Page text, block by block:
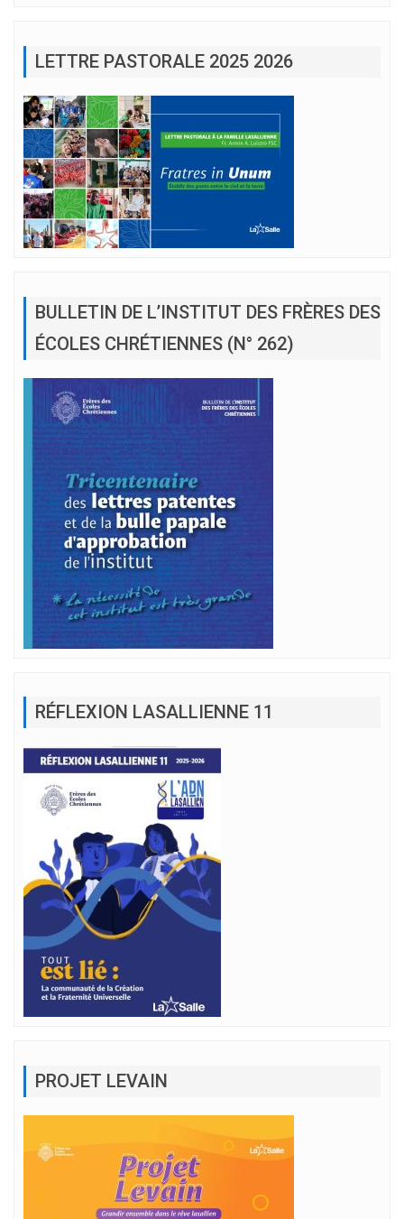
LETTRE PASTORALE 2025 2026
BULLETIN DE L’INSTITUT DES FRÈRES DES
ÉCOLES CHRÉTIENNES (N° 262)
RÉFLEXION LASALLIENNE 11
PROJET LEVAIN